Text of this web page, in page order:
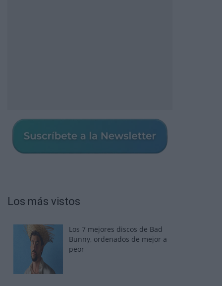
Los más vistos
Los 7 mejores discos de Bad
Bunny, ordenados de mejor a
peor